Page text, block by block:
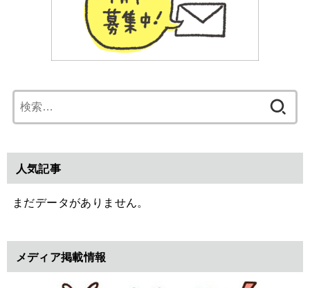
索:
人気記事
まだデータがありません。
メディア掲載情報